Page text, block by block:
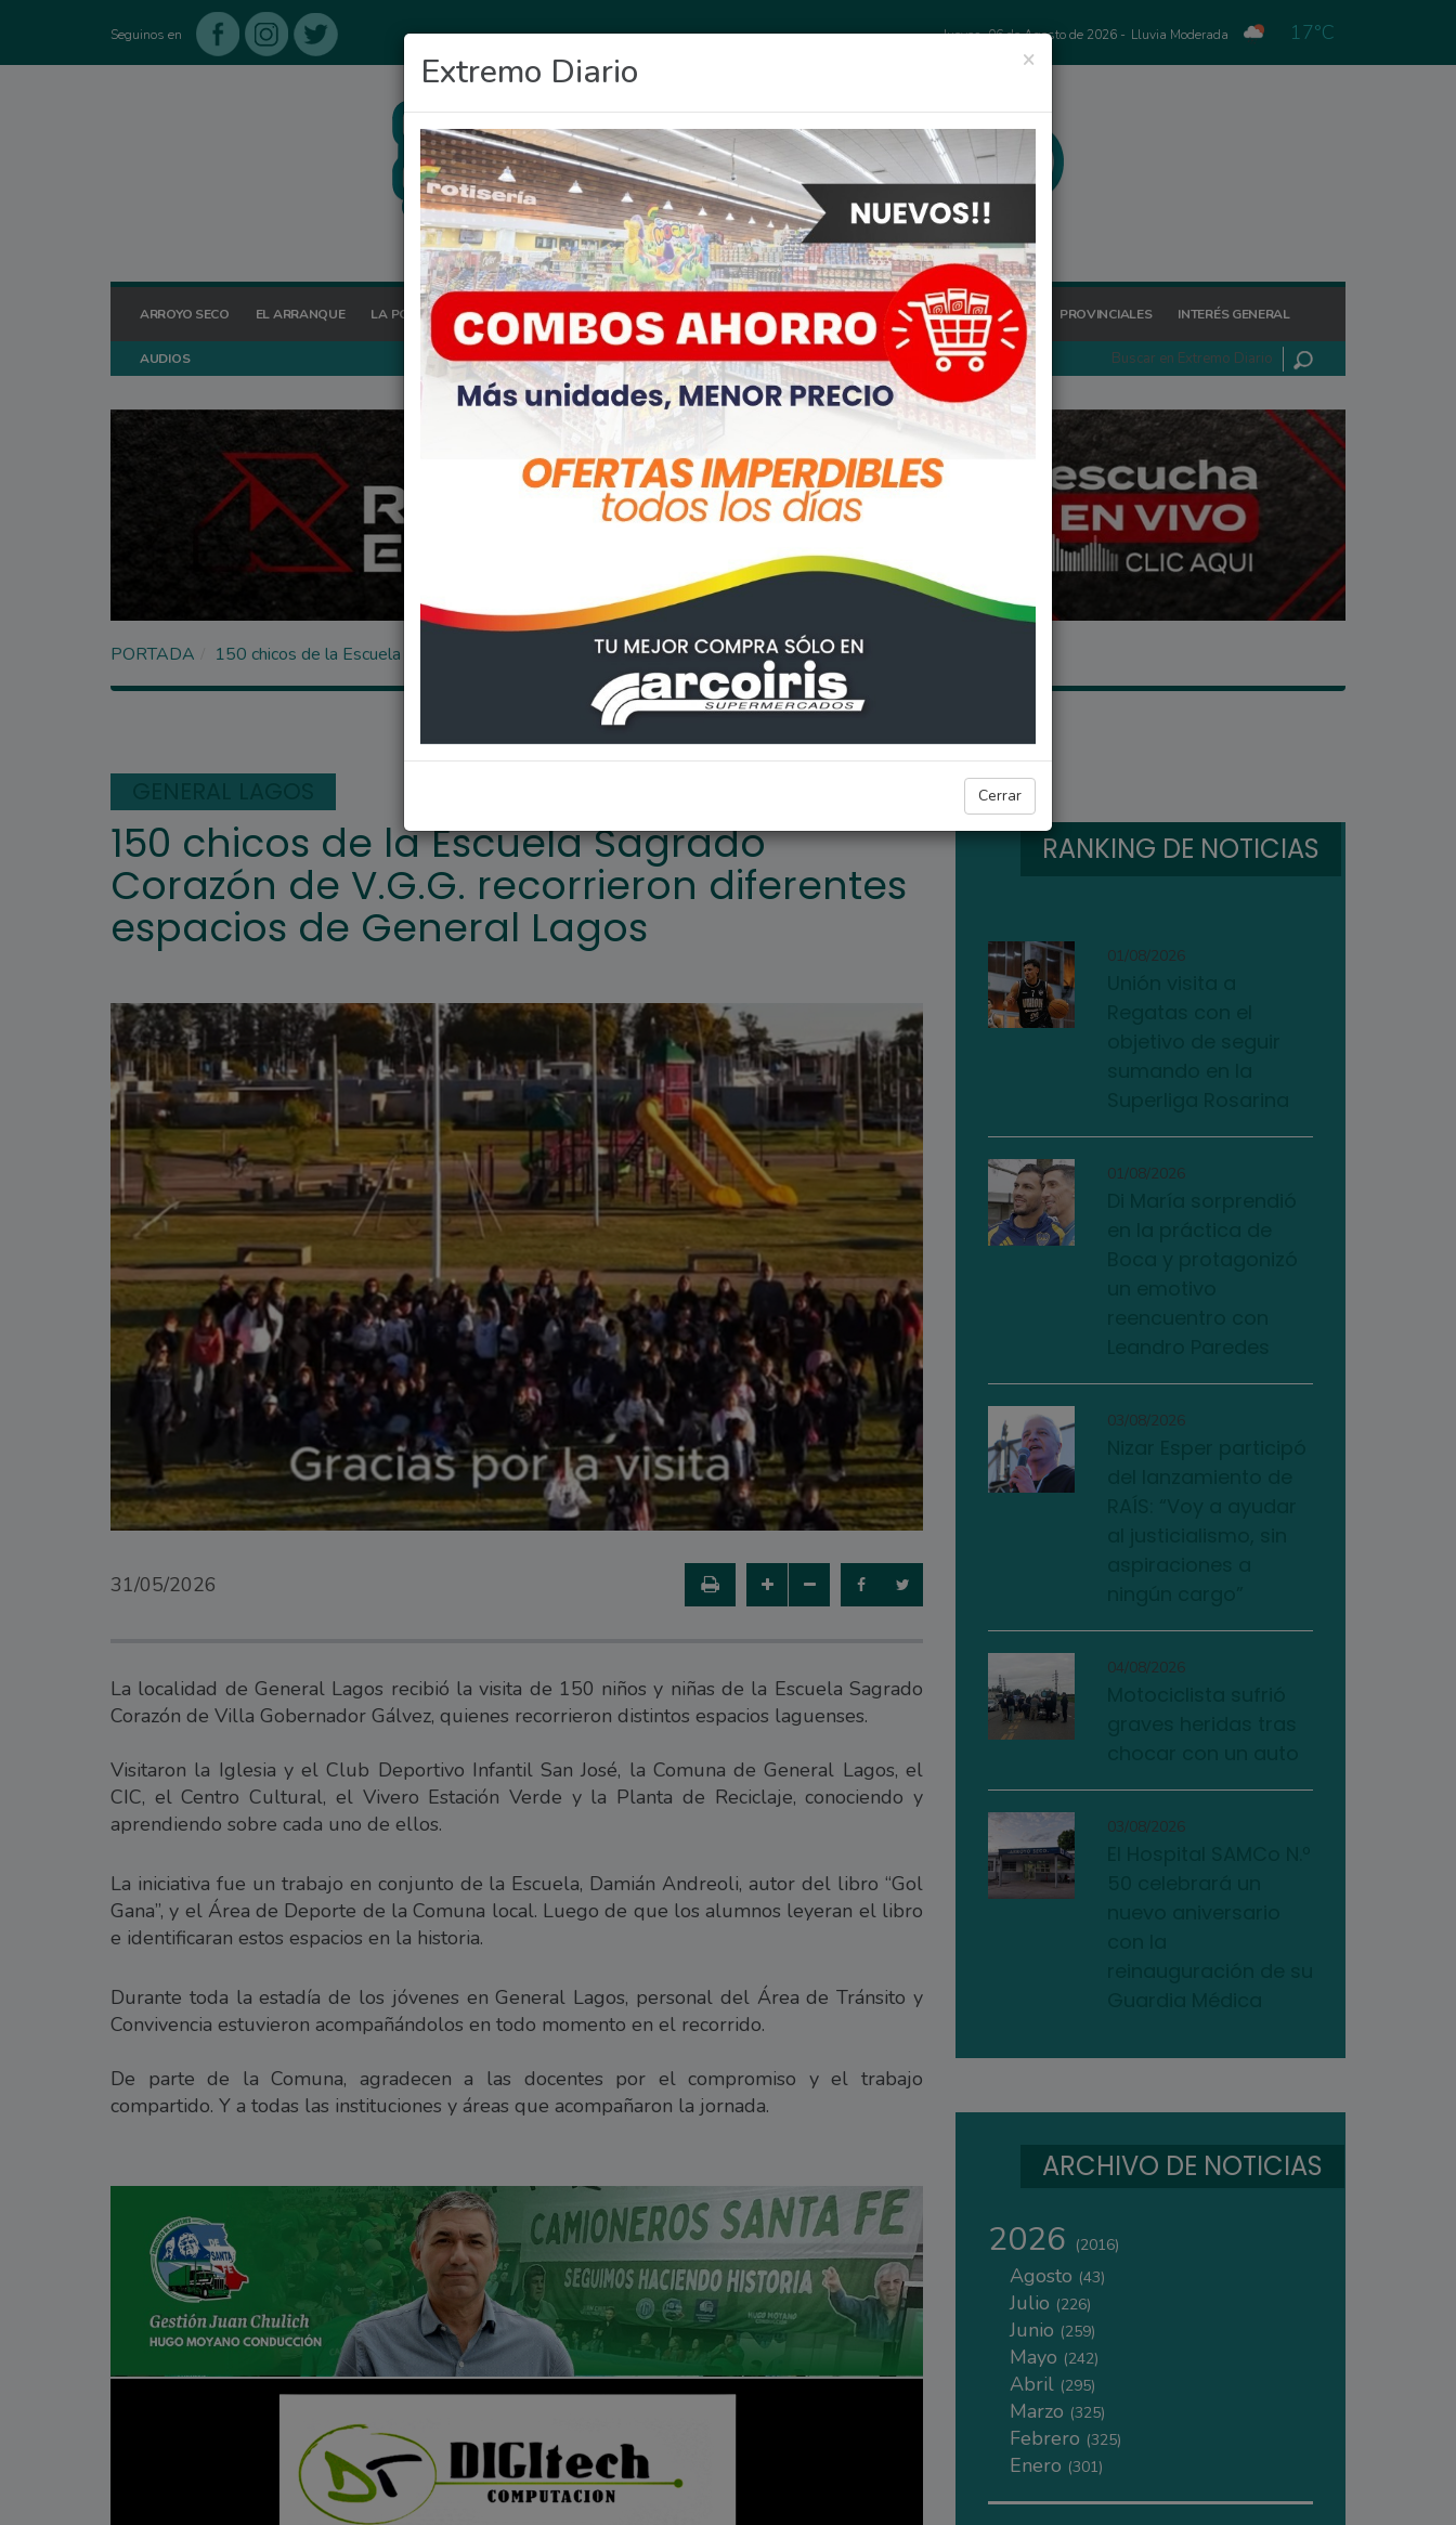
Seguinos en Jueves, 06 de Agosto de 2026 - Lluvia Moderada 17°C
ARROYO SECO EL ARRANQUE LA POSTA HOY OCIO DEPORTES FIGHIERA GENERAL LAGOS POLICIALES REGIONALES PROVINCIALES INTERÉS GENERAL
AUDIOS
×
Extremo Diario
Cerrar
PORTADA 150 chicos de la Escuela Sagrado Corazón de V.G.G. recorrieron diferentes espacios de General Lagos
GENERAL LAGOS
150 chicos de la Escuela Sagrado
Corazón de V.G.G. recorrieron diferentes
espacios de General Lagos
31/05/2026
La localidad de General Lagos recibió la visita de 150 niños y niñas de la Escuela Sagrado
Corazón de Villa Gobernador Gálvez, quienes recorrieron distintos espacios laguenses.
Visitaron la Iglesia y el Club Deportivo Infantil San José, la Comuna de General Lagos, el
CIC, el Centro Cultural, el Vivero Estación Verde y la Planta de Reciclaje, conociendo y
aprendiendo sobre cada uno de ellos.
La iniciativa fue un trabajo en conjunto de la Escuela, Damián Andreoli, autor del libro “Gol
Gana”, y el Área de Deporte de la Comuna local. Luego de que los alumnos leyeran el libro
e identificaran estos espacios en la historia.
Durante toda la estadía de los jóvenes en General Lagos, personal del Área de Tránsito y
Convivencia estuvieron acompañándolos en todo momento en el recorrido.
De parte de la Comuna, agradecen a las docentes por el compromiso y el trabajo
compartido. Y a todas las instituciones y áreas que acompañaron la jornada.
RANKING DE NOTICIAS
01/08/2026
01/08/2026
03/08/2026
04/08/2026
03/08/2026
ARCHIVO DE NOTICIAS
2026 (2016)
Agosto (43)
Julio (226)
Junio (259)
Mayo (242)
Abril (295)
Marzo (325)
Febrero (325)
Enero (301)